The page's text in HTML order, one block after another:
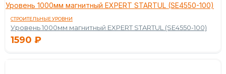
Уровень 1000мм магнитный EXPERT STARTUL (SE4550-100)
СТРОИТЕЛЬНЫЕ УРОВНИ
Уровень 1000мм магнитный EXPERT STARTUL (SE4550-100)
1590 ₽